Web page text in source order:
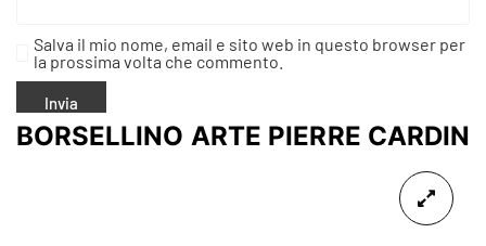
Salva il mio nome, email e sito web in questo browser per
la prossima volta che commento.
BORSELLINO ARTE PIERRE CARDIN